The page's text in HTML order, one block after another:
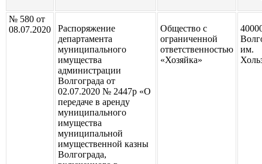
№ 580 от
08.07.2020
Распоряжение
департамента
муниципального
имущества
администрации
Волгограда от
02.07.2020 № 2447р «О
передаче в аренду
муниципального
имущества
муниципальной
имущественной казны
Волгограда,
Общество с
ограниченной
ответственностью
«Хозяйка»
им.